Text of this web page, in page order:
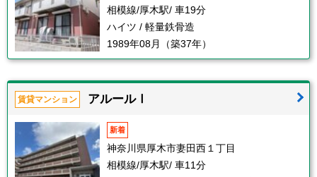
相模線/厚木駅/ 車19分
ハイツ / 軽量鉄骨造
1989年08月（築37年）
賃貸マンション アルールⅠ
新着
神奈川県厚木市妻田西１丁目
相模線/厚木駅/ 車11分